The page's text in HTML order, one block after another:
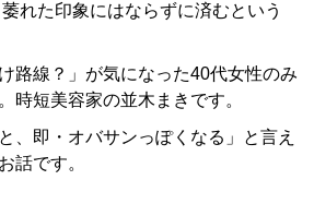
れた印象にはならずに済むという
路線？」が気になった40代女性のみ
時短美容家の並木まきです。
、即・オバサンっぽくなる」と言え
話です。